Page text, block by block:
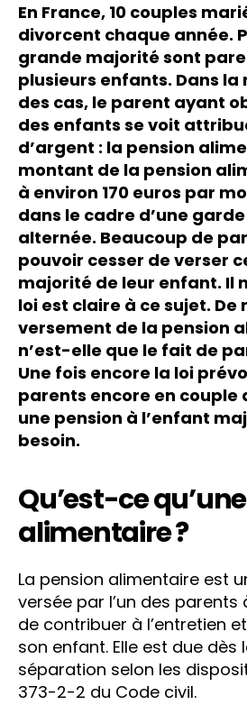
En France, 10 couples
divorcent chaque année.
grande majorité sont
plusieurs enfants. Dans
des cas, le parent ayant
des enfants se voit
d’argent : la pension
montant de la pension
à environ 170 euros par
dans le cadre d’une garde
alternée. Beaucoup de
pouvoir cesser de verser
majorité de leur enfant. Il
loi est claire à ce sujet. De
versement de la pension
n’est-elle que le fait de
Une fois encore la loi
parents encore en couple
une pension à l’enfant
besoin.
Qu’est-ce
alimentaire ?
La pension alimentaire est
versée par l’un des parents
de contribuer à l’entretien
son enfant. Elle est due dès
séparation selon les
373-2-2 du Code civil.